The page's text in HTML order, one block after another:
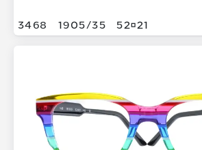
3468 1905/35 5221